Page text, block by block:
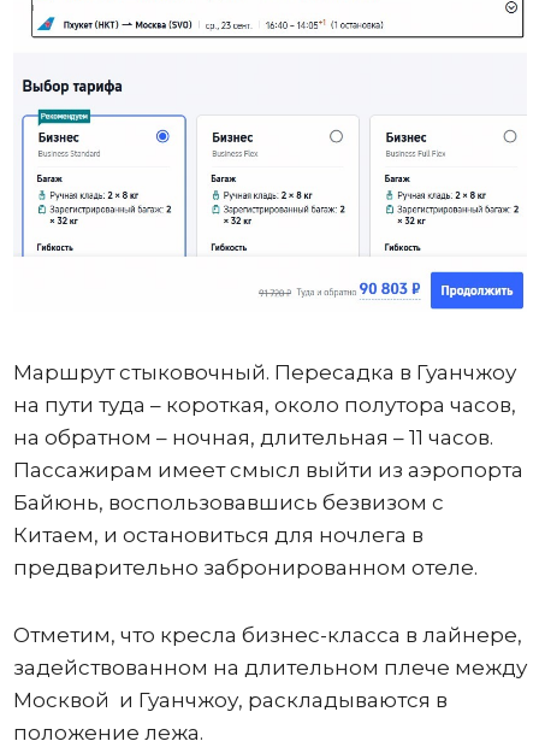
Маршрут стыковочный. Пересадка в Гуанчжоу
на пути туда – короткая, около полутора часов,
на обратном – ночная, длительная – 11 часов.
Пассажирам имеет смысл выйти из аэропорта
Байюнь, воспользовавшись безвизом с
Китаем, и остановиться для ночлега в
предварительно забронированном отеле.
Отметим, что кресла бизнес-класса в лайнере,
задействованном на длительном плече между
Москвой и Гуанчжоу, раскладываются в
положение лежа.